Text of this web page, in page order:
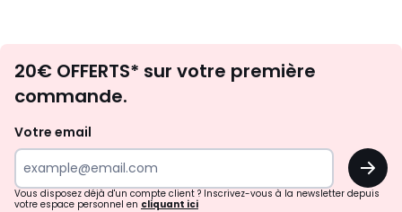
d'inspirations
surprises?
20€ OFFERTS* sur votre première
commande.
Votre email
OK
Vous disposez déjà d'un compte client ? Inscrivez-vous à la newsletter depuis
votre espace personnel en cliquant ici